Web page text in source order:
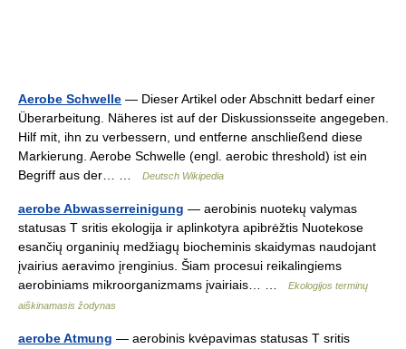
Aerobe Schwelle — Dieser Artikel oder Abschnitt bedarf einer
Überarbeitung. Näheres ist auf der Diskussionsseite angegeben.
Hilf mit, ihn zu verbessern, und entferne anschließend diese
Markierung. Aerobe Schwelle (engl. aerobic threshold) ist ein
Begriff aus der… …
Deutsch Wikipedia
aerobe Abwasserreinigung — aerobinis nuotekų valymas
statusas T sritis ekologija ir aplinkotyra apibrėžtis Nuotekose
esančių organinių medžiagų biocheminis skaidymas naudojant
įvairius aeravimo įrenginius. Šiam procesui reikalingiems
aerobiniams mikroorganizmams įvairiais… …
Ekologijos terminų
aiškinamasis žodynas
aerobe Atmung — aerobinis kvėpavimas statusas T sritis